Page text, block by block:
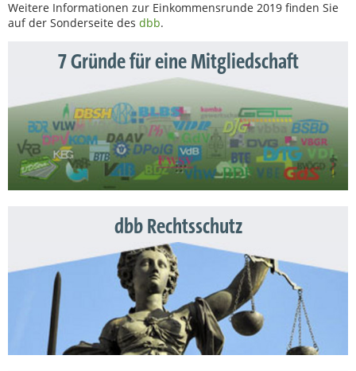
Weitere Informationen zur Einkommensrunde 2019 finden Sie
auf der Sonderseite des dbb.
7 Gründe für eine Mitgliedschaft
dbb Rechtsschutz